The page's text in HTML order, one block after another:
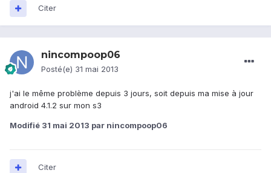
Citer
nincompoop06
Posté(e) 31 mai 2013
j'ai le même problème depuis 3 jours, soit depuis ma mise à jour
android 4.1.2 sur mon s3
Modifié 31 mai 2013 par nincompoop06
Citer